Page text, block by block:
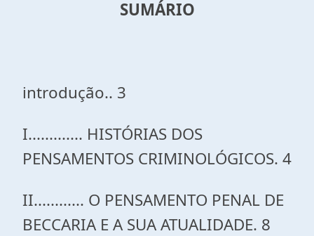
SUMÁRIO
introdução.. 3
I............. HISTÓRIAS DOS
PENSAMENTOS CRIMINOLÓGICOS. 4
II............ O PENSAMENTO PENAL DE
BECCARIA E A SUA ATUALIDADE. 8